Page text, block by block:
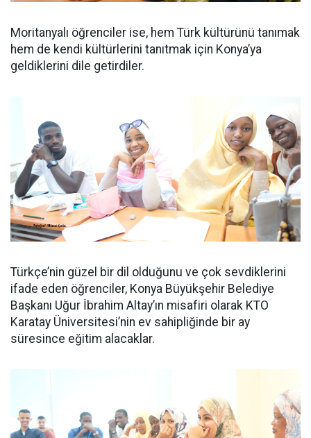
Moritanyalı öğrenciler ise, hem Türk kültürünü tanımak
hem de kendi kültürlerini tanıtmak için Konya’ya
geldiklerini dile getirdiler.
Türkçe’nin güzel bir dil olduğunu ve çok sevdiklerini
ifade eden öğrenciler, Konya Büyükşehir Belediye
Başkanı Uğur İbrahim Altay’ın misafiri olarak KTO
Karatay Üniversitesi’nin ev sahipliğinde bir ay
süresince eğitim alacaklar.